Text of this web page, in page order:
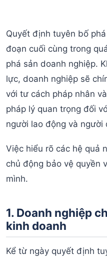
Quyết định tuyên bố
đoạn cuối cùng trong
phá sản doanh nghiệp.
lực, doanh nghiệp sẽ
với tư cách pháp nhân
pháp lý quan trọng đối
người lao động và người
Việc hiểu rõ các hệ quả
chủ động bảo vệ quyền
mình.
1. Doanh nghiệp
kinh doanh
Kể từ ngày quyết định